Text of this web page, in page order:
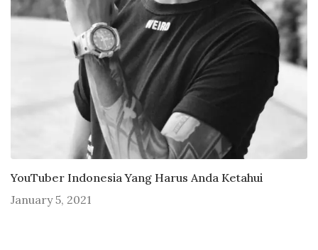
YouTuber Indonesia Yang Harus Anda Ketahui
January 5, 2021